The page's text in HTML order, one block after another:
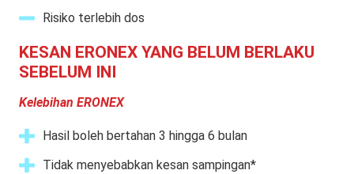
Risiko terlebih dos
KESAN ERONEX YANG BELUM BERLAKU
SEBELUM INI
Kelebihan ERONEX
Hasil boleh bertahan 3 hingga 6 bulan
Tidak menyebabkan kesan sampingan*